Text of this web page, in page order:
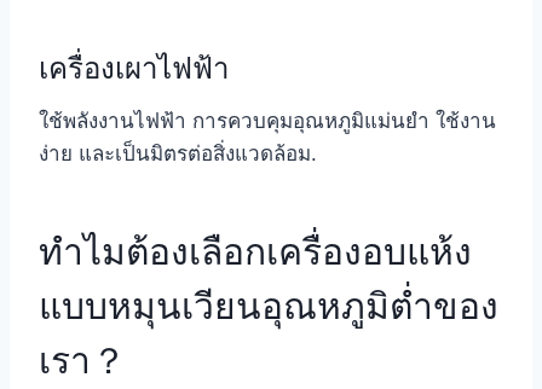
เครื่องเผาไฟฟ้า
ใช้พลังงานไฟฟ้า การควบคุมอุณหภูมิแม่นยำ ใช้งาน
ง่าย และเป็นมิตรต่อสิ่งแวดล้อม.
ทำไมต้องเลือกเครื่องอบแห้ง
แบบหมุนเวียนอุณหภูมิต่ำของ
เรา？